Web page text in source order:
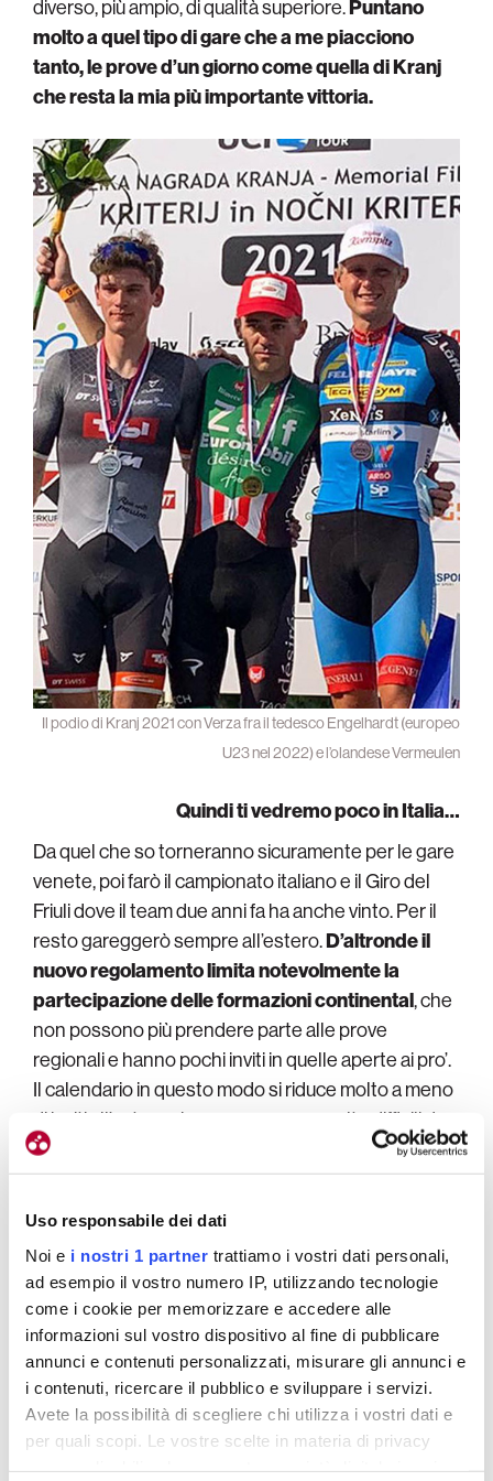
Uso responsabile dei dati
Noi e i nostri 1 partner trattiamo i vostri dati personali,
ad esempio il vostro numero IP, utilizzando tecnologie
come i cookie per memorizzare e accedere alle
informazioni sul vostro dispositivo al fine di pubblicare
annunci e contenuti personalizzati, misurare gli annunci e
i contenuti, ricercare il pubblico e sviluppare i servizi.
Avete la possibilità di scegliere chi utilizza i vostri dati e
per quali scopi. Le vostre scelte in materia di privacy
diverso, più ampio, di qualità superiore. Puntano
molto a quel tipo di gare che a me piacciono
tanto, le prove d’un giorno come quella di Kranj
che resta la mia più importante vittoria.
Il podio di Kranj 2021 con Verza fra il tedesco Engelhardt (europeo
U23 nel 2022) e l’olandese Vermeulen
Quindi ti vedremo poco in Italia…
Da quel che so torneranno sicuramente per le gare
venete, poi farò il campionato italiano e il Giro del
Friuli dove il team due anni fa ha anche vinto. Per il
resto gareggerò sempre all’estero.D’altronde il
nuovo regolamento limita notevolmente la
partecipazione delle formazioni continental, che
non possono più prendere parte alle prove
regionali e hanno pochi inviti in quelle aperte ai pro’.
Il calendario in questo modo si riduce molto a meno
di inviti all’estero che sono sempre molto difficili da
avere.
Di base no, potrò allenarmi a casa in base alle loro
indicazioni, comunque la fortuna è che la distanza
non è poi tanta. Sarò fuori per le gare e per i ritiri,
naturalmente, ma la base la mantengo a casa e
anche questo fattore ha influito sulla mia scelta.